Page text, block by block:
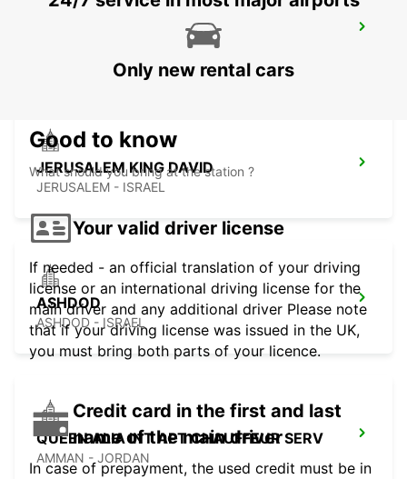
JERUSALEM KING DAVID
JERUSALEM - ISRAEL
ASHDOD
ASHDOD - ISRAEL
QUEEN ALIA INT APT CHAUFFEUR SERV
AMMAN - JORDAN
Only new rental cars
Good to know
What should you bring at the station ?
Your valid driver license
If needed - an official translation of your driving
license or an international driving license for the
main driver and any additional driver Please note
that if your driving license was issued in the UK,
you must bring both parts of your licence.
Credit card in the first and last
name of the main driver
In case of prepayment, the used credit must be in